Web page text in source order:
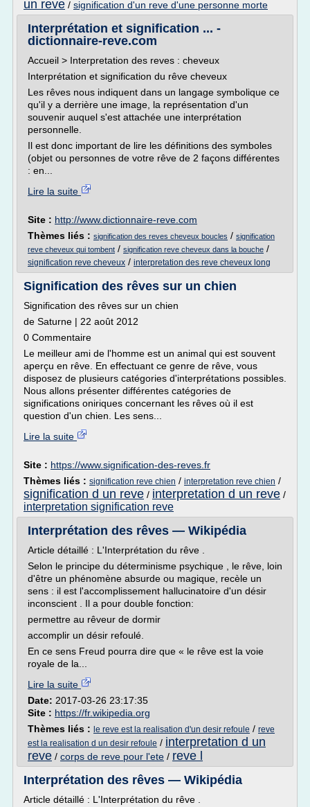
un reve / signification d'un reve d'une personne morte
Interprétation et signification ... -
dictionnaire-reve.com
Accueil > Interpretation des reves : cheveux
Interprétation et signification du rêve cheveux
Les rêves nous indiquent dans un langage symbolique ce
qu'il y a derrière une image, la représentation d'un
souvenir auquel s'est attachée une interprétation
personnelle.
Il est donc important de lire les définitions des symboles
(objet ou personnes de votre rêve de 2 façons différentes
: en...
Lire la suite
Site : http://www.dictionnaire-reve.com
Thèmes liés : signification des reves cheveux boucles / signification
reve cheveux qui tombent / signification reve cheveux dans la bouche /
signification reve cheveux / interpretation des reve cheveux long
Signification des rêves sur un chien
Signification des rêves sur un chien
de Saturne | 22 août 2012
0 Commentaire
Le meilleur ami de l'homme est un animal qui est souvent
aperçu en rêve. En effectuant ce genre de rêve, vous
disposez de plusieurs catégories d'interprétations possibles.
Nous allons présenter différentes catégories de
significations oniriques concernant les rêves où il est
question d'un chien. Les sens...
Lire la suite
Site : https://www.signification-des-reves.fr
Thèmes liés : signification reve chien / interpretation reve chien /
signification d un reve / interpretation d un reve /
interpretation signification reve
Interprétation des rêves — Wikipédia
Article détaillé : L'Interprétation du rêve .
Selon le principe du déterminisme psychique , le rêve, loin
d'être un phénomène absurde ou magique, recèle un
sens : il est l'accomplissement hallucinatoire d'un désir
inconscient . Il a pour double fonction:
permettre au rêveur de dormir
accomplir un désir refoulé.
En ce sens Freud pourra dire que « le rêve est la voie
royale de la...
Lire la suite
Date: 2017-03-26 23:17:35
Site : https://fr.wikipedia.org
Thèmes liés : le reve est la realisation d'un desir refoule / reve
est la realisation d un desir refoule / interpretation d un
reve / corps de reve pour l'ete / reve l
Interprétation des rêves — Wikipédia
Article détaillé : L'Interprétation du rêve .